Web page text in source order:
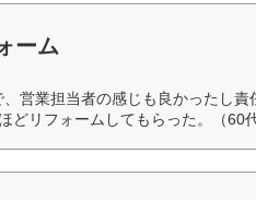
ーム
営業担当者の感じも良かったし
どリフォームしてもらった。（60